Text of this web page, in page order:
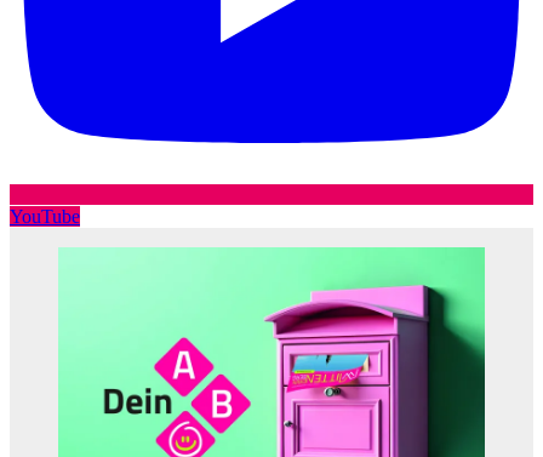
YouTube